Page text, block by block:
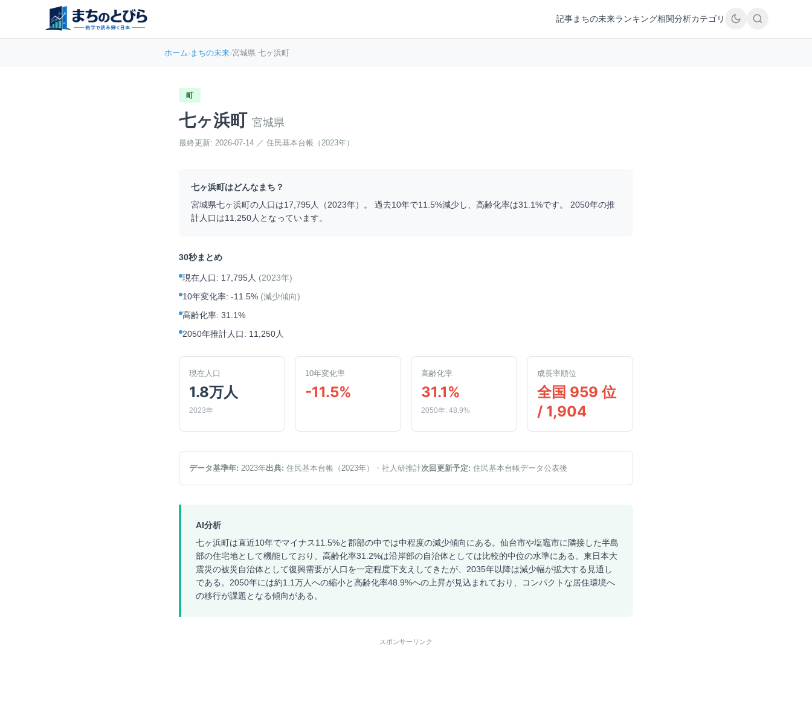
記事まちの未来ランキング相関分析カテゴリ
ホーム›まちの未来›宮城県 七ヶ浜町
町
七ヶ浜町 宮城県
最終更新: 2026-07-14 ／ 住民基本台帳（2023年）
七ヶ浜町はどんなまち？
宮城県七ヶ浜町の人口は17,795人（2023年）。 過去10年で11.5%減少し、高齢化率は31.1%です。 2050年の推
計人口は11,250人となっています。
30秒まとめ
現在人口: 17,795人 (2023年)
10年変化率: -11.5% (減少傾向)
高齢化率: 31.1%
2050年推計人口: 11,250人
現在人口
1.8万人
2023年
10年変化率
-11.5%
高齢化率
31.1%
2050年: 48.9%
成長率順位
全国 959 位
/ 1,904
データ基準年: 2023年出典: 住民基本台帳（2023年） ・社人研推計次回更新予定: 住民基本台帳データ公表後
AI分析
七ヶ浜町は直近10年でマイナス11.5%と郡部の中では中程度の減少傾向にある。仙台市や塩竈市に隣接した半島
部の住宅地として機能しており、高齢化率31.2%は沿岸部の自治体としては比較的中位の水準にある。東日本大
震災の被災自治体として復興需要が人口を一定程度下支えしてきたが、2035年以降は減少幅が拡大する見通し
である。2050年には約1.1万人への縮小と高齢化率48.9%への上昇が見込まれており、コンパクトな居住環境へ
の移行が課題となる傾向がある。
スポンサーリンク